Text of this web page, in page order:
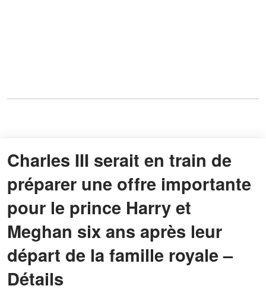
Charles III serait en train de
préparer une offre importante
pour le prince Harry et
Meghan six ans après leur
départ de la famille royale –
Détails